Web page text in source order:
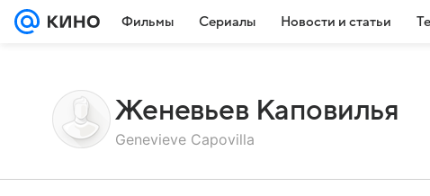
Фильмы Сериалы Новости и статьи
Женевьев Каповилья
Genevieve Capovilla